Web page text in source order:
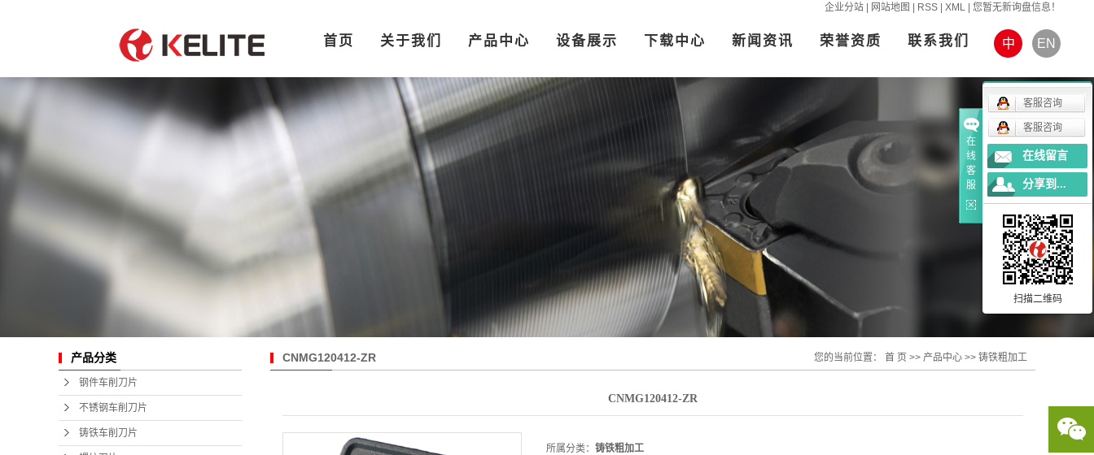
企业分站 网站地图 RSS XML 您暂无新询盘信息！
首页 关于我们 产品中心 设备展示 下载中心 新闻资讯 荣誉资质 联系我们 中 EN
产品分类
钢件车削刀片
不锈钢车削刀片
铸铁车削刀片
CNMG120412-ZR 您的当前位置： 首 页 >> 产品中心 >> 铸铁粗加工
CNMG120412-ZR
所属分类： 铸铁粗加工
在
线
客
服
客服咨询
客服咨询
在线留言
分享到...
扫描二维码